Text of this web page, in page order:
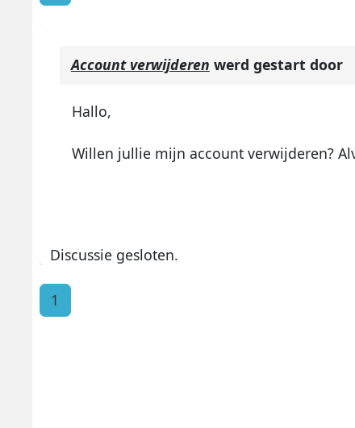
Account verwijderen werd gestart door
Hallo,
Willen jullie mijn account verwijderen?
Discussie gesloten.
1